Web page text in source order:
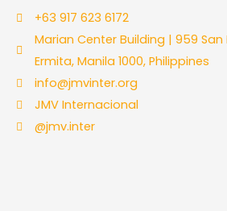
+63 917 623 6172
Marian Center Building | 959
Ermita, Manila 1000, Philippines
info@jmvinter.org
JMV Internacional
@jmv.inter